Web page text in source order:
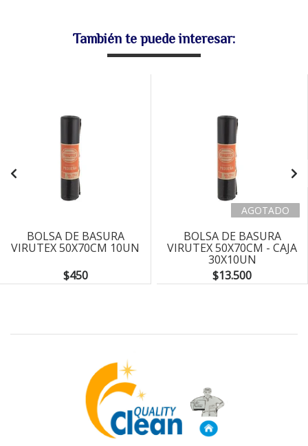
También te puede interesar:
BOLSA DE BASURA
VIRUTEX 50X70CM 10UN
$450
AGOTADO
BOLSA DE BASURA
VIRUTEX 50X70CM - CAJA
30X10UN
$13.500